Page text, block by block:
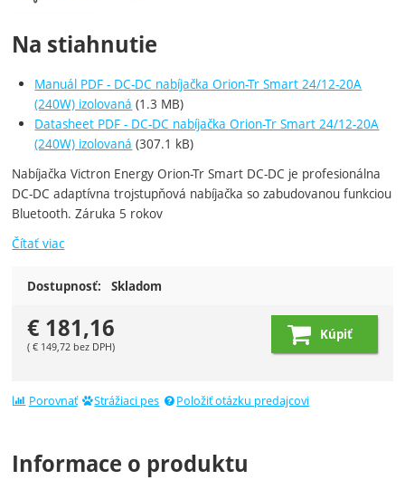
Na stiahnutie
Manuál PDF - DC-DC nabíjačka Orion-Tr Smart 24/12-20A
(240W) izolovaná (1.3 MB)
Datasheet PDF - DC-DC nabíjačka Orion-Tr Smart 24/12-20A
(240W) izolovaná (307.1 kB)
Nabíjačka Victron Energy Orion-Tr Smart DC-DC je profesionálna
DC-DC adaptívna trojstupňová nabíjačka so zabudovanou funkciou
Bluetooth. Záruka 5 rokov
Čítať viac
Dostupnosť: Skladom
€ 181,16
( € 149,72 bez DPH)
Kúpiť
Porovnať Strážiaci pes Položiť otázku predajcovi
Informace o produktu